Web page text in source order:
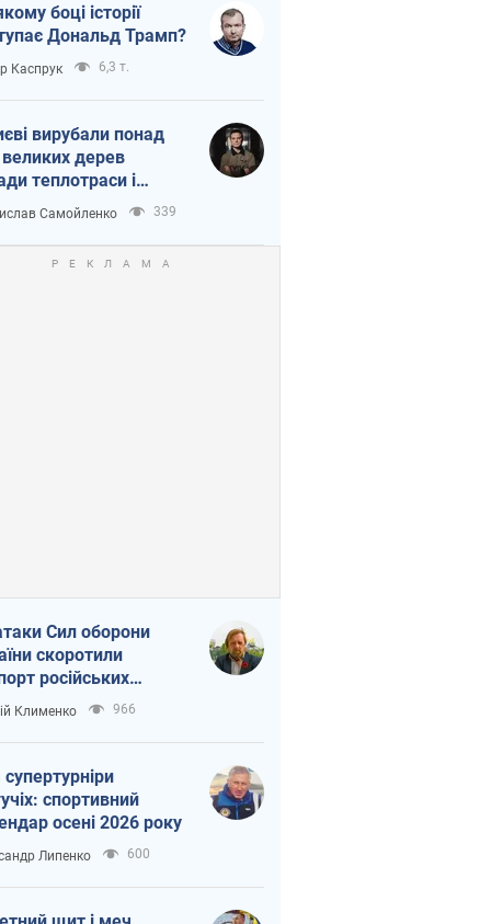
боці історії
Дональд Трамп?
Каспрук 6,3 т.
вирубали понад
дерев
теплотраси і
Генплану
Самойленко 339
Сил оборони
скоротили
російських
Клименко 966
спортивний
осені 2026 року
Липенко 600